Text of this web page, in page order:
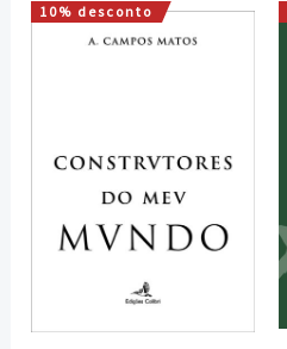
10% desconto
O
preço
O
preço